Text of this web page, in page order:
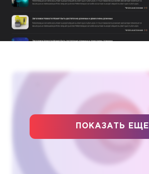
ПОКАЗАТЬ ЕЩЕ